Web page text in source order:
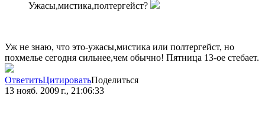
Ужасы,мистика,полтергейст?
Уж не знаю, что это-ужасы,мистика или полтергейст, но
похмелье сегодня сильнее,чем обычно! Пятница 13-ое стебает.
ОтветитьЦитироватьПоделиться
13 нояб. 2009 г., 21:06:33